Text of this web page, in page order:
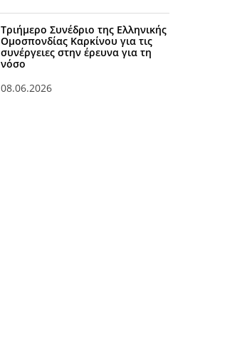
Τριήμερο Συνέδριο της Ελληνικής
Ομοσπονδίας Καρκίνου για τις
συνέργειες στην έρευνα για τη
νόσο
08.06.2026